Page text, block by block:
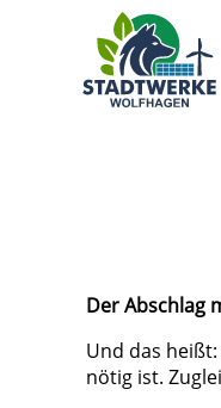
Der Abschlag
Und das
nötig ist.